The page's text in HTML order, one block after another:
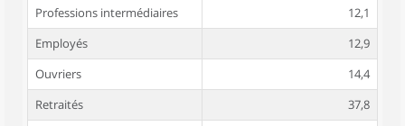
Professions intermédiaires
12,1
Employés
12,9
Ouvriers
14,4
Retraités
37,8